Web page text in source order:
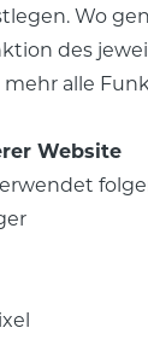
Wo
des
alle
Website